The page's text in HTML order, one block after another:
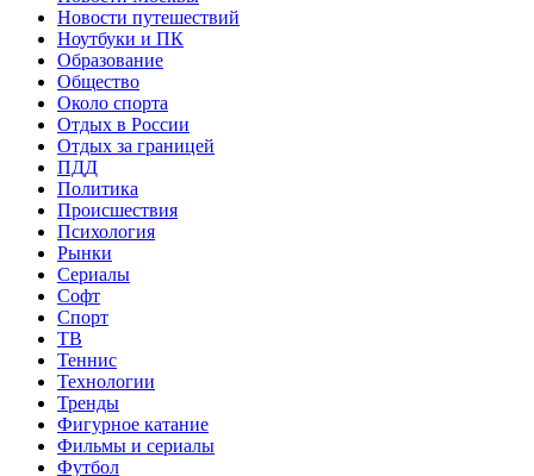
Новости путешествий
Ноутбуки и ПК
Образование
Общество
Около спорта
Отдых в России
Отдых за границей
ПДД
Политика
Происшествия
Психология
Рынки
Сериалы
Софт
Спорт
ТВ
Теннис
Технологии
Тренды
Фигурное катание
Фильмы и сериалы
Футбол